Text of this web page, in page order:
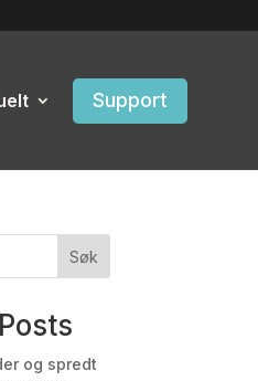
Support
Søk
og spredt